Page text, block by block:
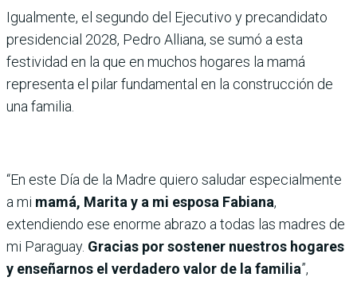
Igualmente, el segundo del Ejecutivo y precandidato
presidencial 2028, Pedro Alliana, se sumó a esta
festividad en la que en muchos hogares la mamá
representa el pilar fundamental en la construcción de
una familia.
“En este Día de la Madre quiero saludar especialmente
a mi mamá, Marita y a mi esposa Fabiana,
extendiendo ese enorme abrazo a todas las madres de
mi Paraguay. Gracias por sostener nuestros hogares
y enseñarnos el verdadero valor de la familia”,